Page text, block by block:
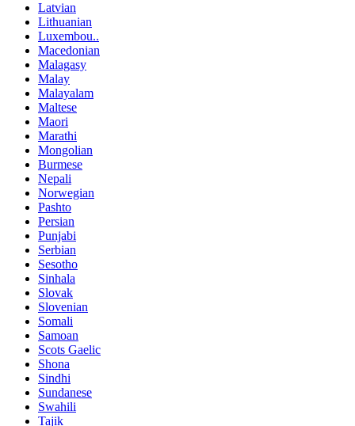
Latvian
Lithuanian
Luxembou..
Macedonian
Malagasy
Malay
Malayalam
Maltese
Maori
Marathi
Mongolian
Burmese
Nepali
Norwegian
Pashto
Persian
Punjabi
Serbian
Sesotho
Sinhala
Slovak
Slovenian
Somali
Samoan
Scots Gaelic
Shona
Sindhi
Sundanese
Swahili
Tajik